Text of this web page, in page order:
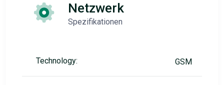
Netzwerk
Spezifikationen
Technology: GSM